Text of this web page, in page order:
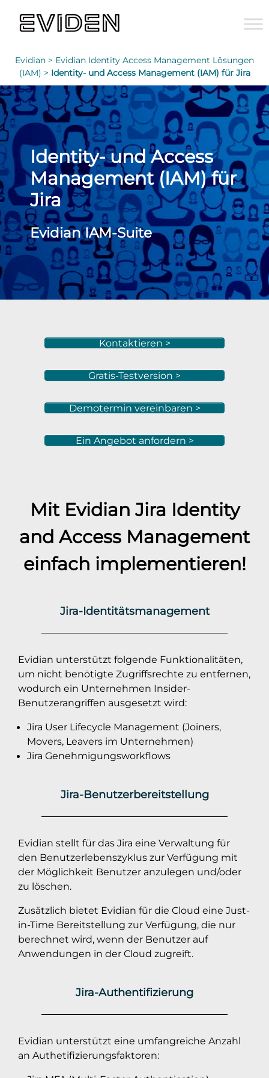
Evidian > Evidian Identity Access Management Lösungen
(IAM) > Identity- und Access Management (IAM) für Jira
Identity- und Access
Management (IAM) für
Jira
Evidian IAM-Suite
Kontaktieren >
Gratis-Testversion >
Demotermin vereinbaren >
Ein Angebot anfordern >
Mit EvidianJira Identity
and Access Management
einfach implementieren!
Jira-Identitätsmanagement
Evidian unterstützt folgende Funktionalitäten,
um nicht benötigte Zugriffsrechte zu entfernen,
wodurch ein Unternehmen Insider-
Benutzerangriffen ausgesetzt wird:
Jira User Lifecycle Management (Joiners,
Movers, Leavers im Unternehmen)
Jira Genehmigungsworkflows
Jira-Benutzerbereitstellung
Evidian stellt für das Jira eine Verwaltung für
den Benutzerlebenszyklus zur Verfügung mit
der Möglichkeit Benutzer anzulegen und/oder
zu löschen.
Zusätzlich bietet Evidian für die Cloud eine Just-
in-Time Bereitstellung zur Verfügung, die nur
berechnet wird, wenn der Benutzer auf
Anwendungen in der Cloud zugreift.
Jira-Authentifizierung
Evidian unterstützt eine umfangreiche Anzahl
an Authetifizierungsfaktoren: